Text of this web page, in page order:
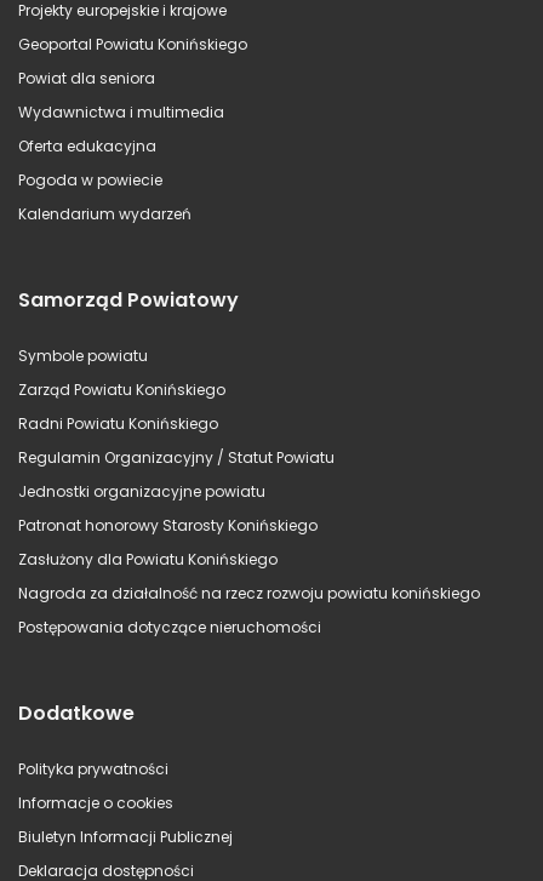
Projekty europejskie i krajowe
Geoportal Powiatu Konińskiego
Powiat dla seniora
Wydawnictwa i multimedia
Oferta edukacyjna
Pogoda w powiecie
Kalendarium wydarzeń
Samorząd Powiatowy
Symbole powiatu
Zarząd Powiatu Konińskiego
Radni Powiatu Konińskiego
Regulamin Organizacyjny / Statut Powiatu
Jednostki organizacyjne powiatu
Patronat honorowy Starosty Konińskiego
Zasłużony dla Powiatu Konińskiego
Nagroda za działalność na rzecz rozwoju powiatu konińskiego
Postępowania dotyczące nieruchomości
Dodatkowe
Polityka prywatności
Informacje o cookies
Biuletyn Informacji Publicznej
Deklaracja dostępności